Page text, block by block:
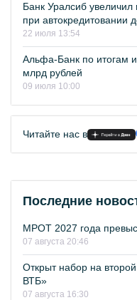
Банк Уралсиб
при автокредитовании
22 июля 13:54
Альфа-Банк по итогам
млрд рублей
09 июля 10:00
Читайте нас в
Последние
МРОТ 2027 года
07 августа 20:46
Открыт набор на
ВТБ»
07 августа 16:30